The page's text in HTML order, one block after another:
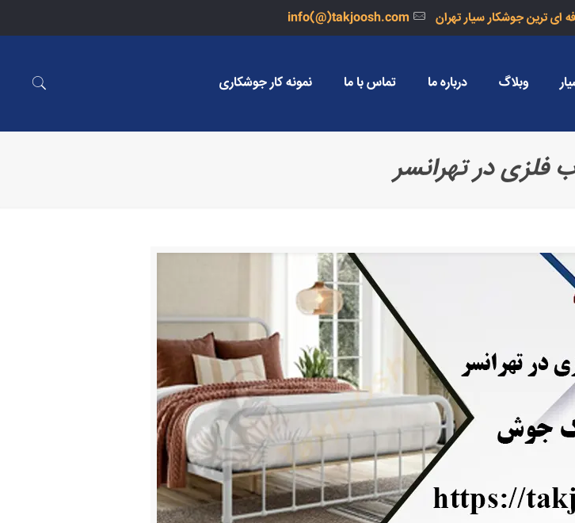
ای ترین جوشکار سیار تهران info(@)takjoosh.com
وبلاگ درباره ما تماس با ما نمونه کار جوشکاری
در تهرانسر